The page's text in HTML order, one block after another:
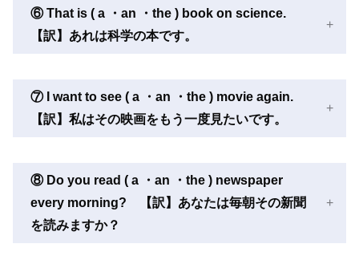
⑥ That is ( a ・an ・the ) book on science.
【訳】あれは科学の本です。
⑦ I want to see ( a ・an ・the ) movie again.
【訳】私はその映画をもう一度見たいです。
⑧ Do you read ( a ・an ・the ) newspaper
every morning? 【訳】あなたは毎朝その新聞
を読みますか？